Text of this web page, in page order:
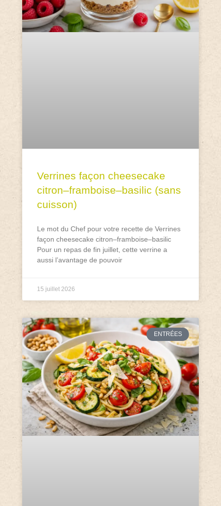
Verrines façon cheesecake
citron–framboise–basilic (sans
cuisson)
Le mot du Chef pour votre recette de Verrines
façon cheesecake citron–framboise–basilic
Pour un repas de fin juillet, cette verrine a
aussi l’avantage de pouvoir
15 juillet 2026
ENTRÉES